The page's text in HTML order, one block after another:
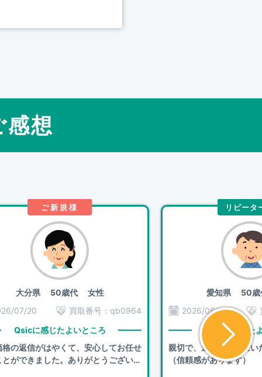
感想
ご新規様
大分県50歳代 女性
07/20
買取番号： qb0964
Qsicに感じたよいところ
格の返信がはやくて、安心してお任せ
とができました。ありがとうございま
リピータ
愛知県50歳
2026/06/30
Qsicに感じた
親切で、連絡も早くにい
（信頼感があります）